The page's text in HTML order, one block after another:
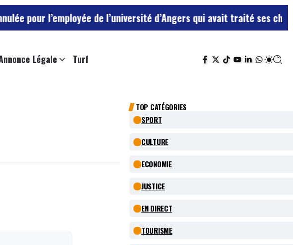
de l’université d’Angers qui avait traité ses chefs de
Légale Turf
TOP CATÉGORIES
SPORT
CULTURE
ECONOMIE
JUSTICE
EN DIRECT
TOURISME